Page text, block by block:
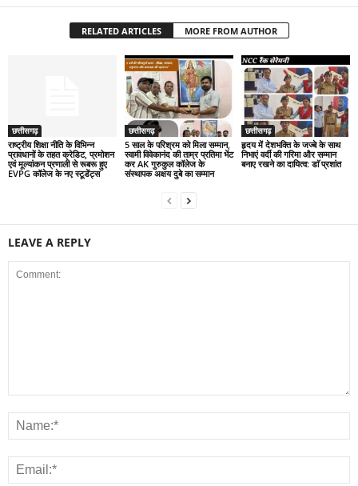
RELATED ARTICLES MORE FROM AUTHOR
छत्तीसगढ़
राष्ट्रीय शिक्षा नीति के विभिन्न
प्रावधानों के तहत क्रेडिट, प्रमोशन
एवं मूल्यांकन प्रणाली से रूबरू हुए
EVPG कॉलेज के नए स्टूडेंट्स
छत्तीसगढ़
5 साल के परिश्रम को मिला सम्मान,
स्वामी विवेकानंद की ताम्र प्रतिमा भेंट
कर AK गुरुकुल कॉलेज के
संस्थापक अक्षय दुबे का सम्मान
छत्तीसगढ़
हृदय में देशभक्ति के जज्बे के साथ
निभाएं वर्दी की गरिमा और सम्मान
बनाए रखने का दायित्व: डाॅ प्रशांत
LEAVE A REPLY